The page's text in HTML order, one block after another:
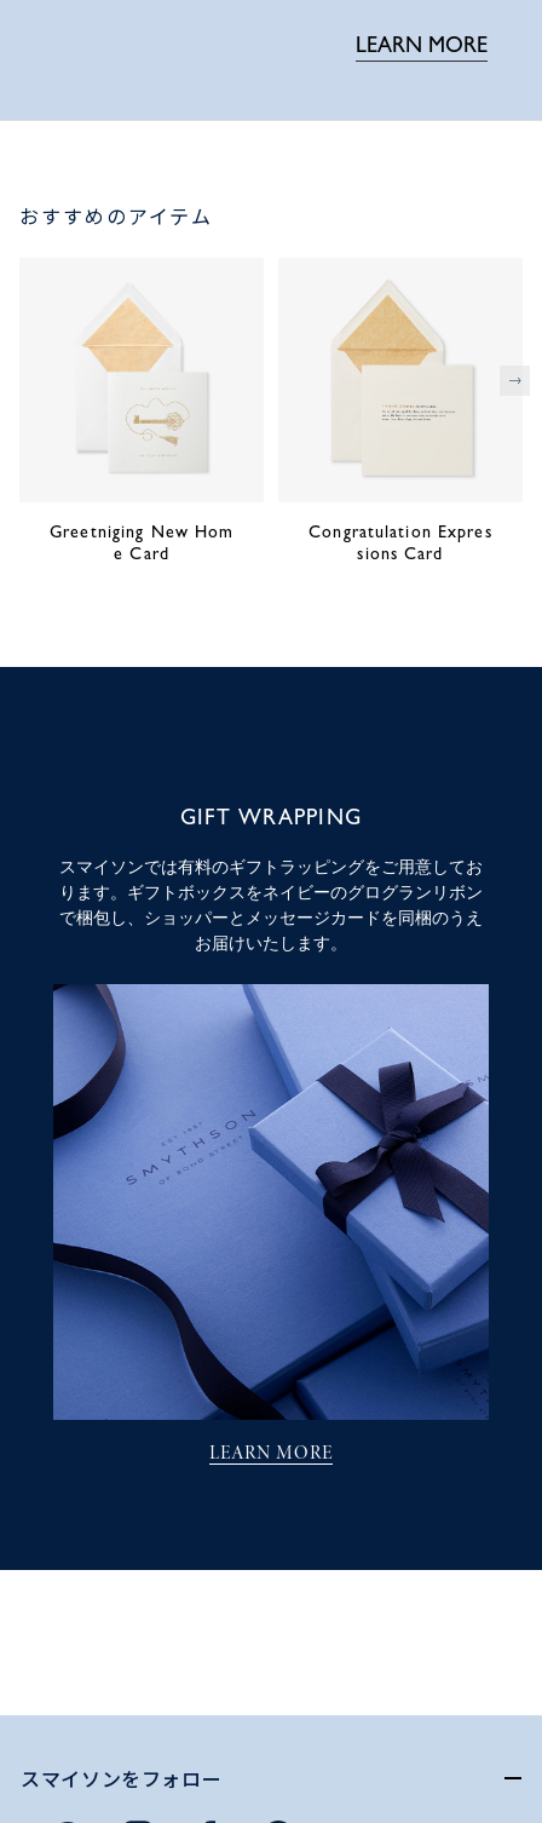
LEARN MORE
おすすめのアイテム
Greetniging New Hom
e Card
Congratulation Expres
sions Card
次
GIFT WRAPPING
スマイソンでは有料のギフトラッピングをご用意してお
ります。ギフトボックスをネイビーのグログランリボン
で梱包し、ショッパーとメッセージカードを同梱のうえ
お届けいたします。
LEARN MORE
スマイソンをフォロー